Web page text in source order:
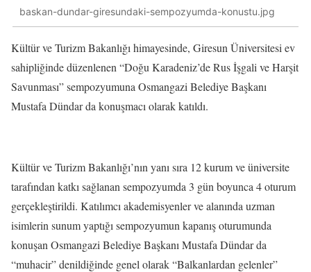
baskan-dundar-giresundaki-sempozyumda-konustu.jpg
Kültür ve Turizm Bakanlığı himayesinde, Giresun Üniversitesi ev
sahipliğinde düzenlenen “Doğu Karadeniz’de Rus İşgali ve Harşit
Savunması” sempozyumuna Osmangazi Belediye Başkanı
Mustafa Dündar da konuşmacı olarak katıldı.
Kültür ve Turizm Bakanlığı’nın yanı sıra 12 kurum ve üniversite
tarafından katkı sağlanan sempozyumda 3 gün boyunca 4 oturum
gerçekleştirildi. Katılımcı akademisyenler ve alanında uzman
isimlerin sunum yaptığı sempozyumun kapanış oturumunda
konuşan Osmangazi Belediye Başkanı Mustafa Dündar da
“muhacir” denildiğinde genel olarak “Balkanlardan gelenler”